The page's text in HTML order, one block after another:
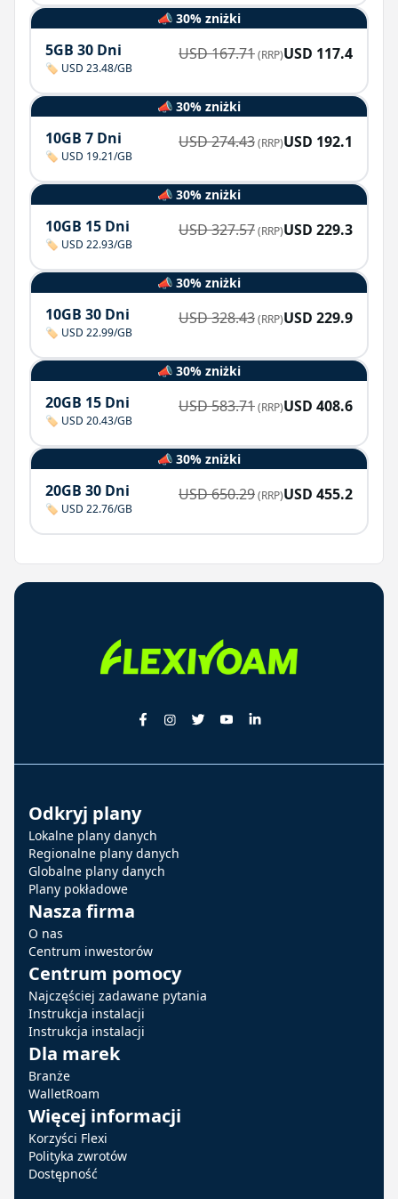
📣 30% zniżki
5GB 30 Dni
🏷️ USD 23.48/GB
USD167.71(RRP)USD 117.4
📣 30% zniżki
10GB 7 Dni
🏷️ USD 19.21/GB
USD274.43(RRP)USD 192.1
📣 30% zniżki
10GB 15 Dni
🏷️ USD 22.93/GB
USD327.57(RRP)USD 229.3
📣 30% zniżki
10GB 30 Dni
🏷️ USD 22.99/GB
USD328.43(RRP)USD 229.9
📣 30% zniżki
20GB 15 Dni
🏷️ USD 20.43/GB
USD583.71(RRP)USD 408.6
📣 30% zniżki
20GB 30 Dni
🏷️ USD 22.76/GB
USD650.29(RRP)USD 455.2
Odkryj plany
Lokalne plany danych
Regionalne plany danych
Globalne plany danych
Plany pokładowe
Nasza firma
O nas
Centrum inwestorów
Centrum pomocy
Najczęściej zadawane pytania
Instrukcja instalacji
Instrukcja instalacji
Dla marek
Branże
WalletRoam
Więcej informacji
Korzyści Flexi
Polityka zwrotów
Dostępność